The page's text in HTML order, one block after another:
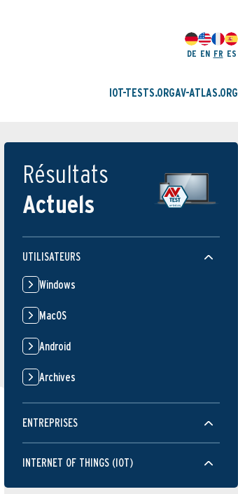
DE EN FR ES
IOT-TESTS.ORGAV-ATLAS.ORG
Résultats
Actuels
UTILISATEURS
Windows
MacOS
Android
Archives
ENTREPRISES
INTERNET OF THINGS (IOT)